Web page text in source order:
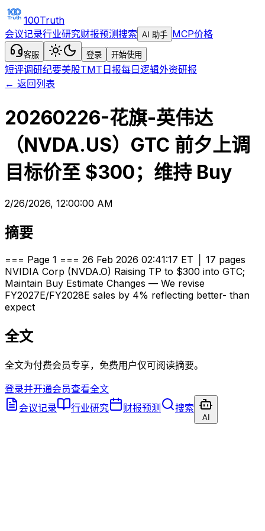
100Truth
会议记录行业研究财报预测搜索 AI 助手 MCP价格
客服 登录 开始使用
短评调研纪要美股TMT日报每日逻辑外资研报
← 返回列表
20260226-花旗-英伟达
（NVDA.US）GTC 前夕上调
目标价至 $300；维持 Buy
2/26/2026, 12:00:00 AM
摘要
=== Page 1 === 26 Feb 2026 02:41:17 ET │ 17 pages
NVIDIA Corp (NVDA.O) Raising TP to $300 into GTC;
Maintain Buy Estimate Changes — We revise
FY2027E/FY2028E sales by 4% reflecting better- than
expect
全文
全文为付费会员专享，免费用户仅可阅读摘要。
登录并开通会员查看全文
会议记录
行业研究 财报预测 搜索
AI